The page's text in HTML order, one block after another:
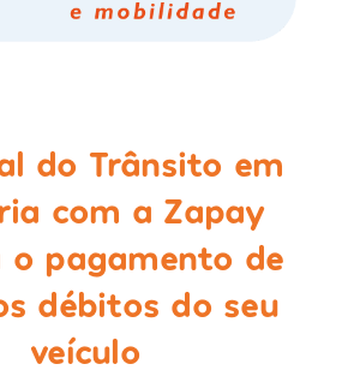
do Trânsito em
com a Zapay
pagamento de
débitos do seu
veículo